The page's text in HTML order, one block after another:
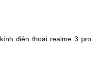
điện thoại realme 3 pro